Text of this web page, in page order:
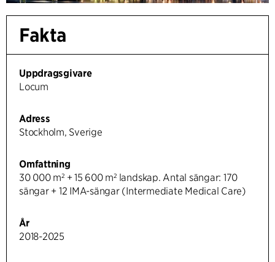
Fakta
Uppdragsgivare
Locum
Adress
Stockholm, Sverige
Omfattning
30 000 m² + 15 600 m² landskap. Antal sängar: 170
sängar + 12 IMA-sängar (Intermediate Medical Care)
År
2018-2025